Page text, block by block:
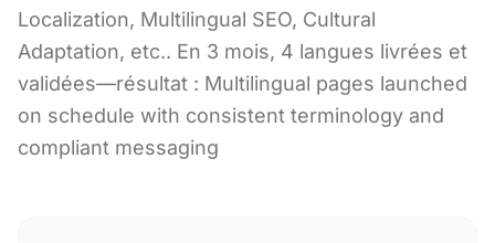
Localization, Multilingual SEO, Cultural
Adaptation, etc.. En 3 mois, 4 langues livrées et
validées—résultat : Multilingual pages launched
on schedule with consistent terminology and
compliant messaging